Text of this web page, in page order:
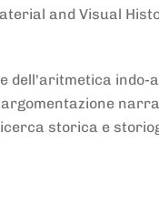
and Visual
dell'aritmetica indo-
storica e